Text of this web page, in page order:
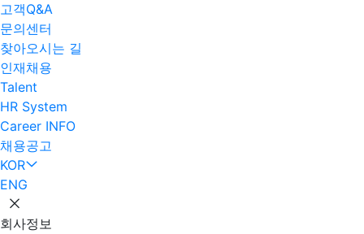
고객Q&A
문의센터
찾아오시는 길
인재채용
Talent
HR System
Career INFO
채용공고
KOR
ENG
회사정보